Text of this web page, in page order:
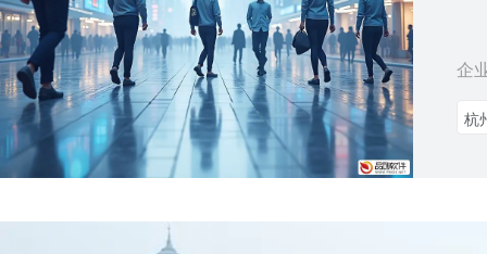
企
杭